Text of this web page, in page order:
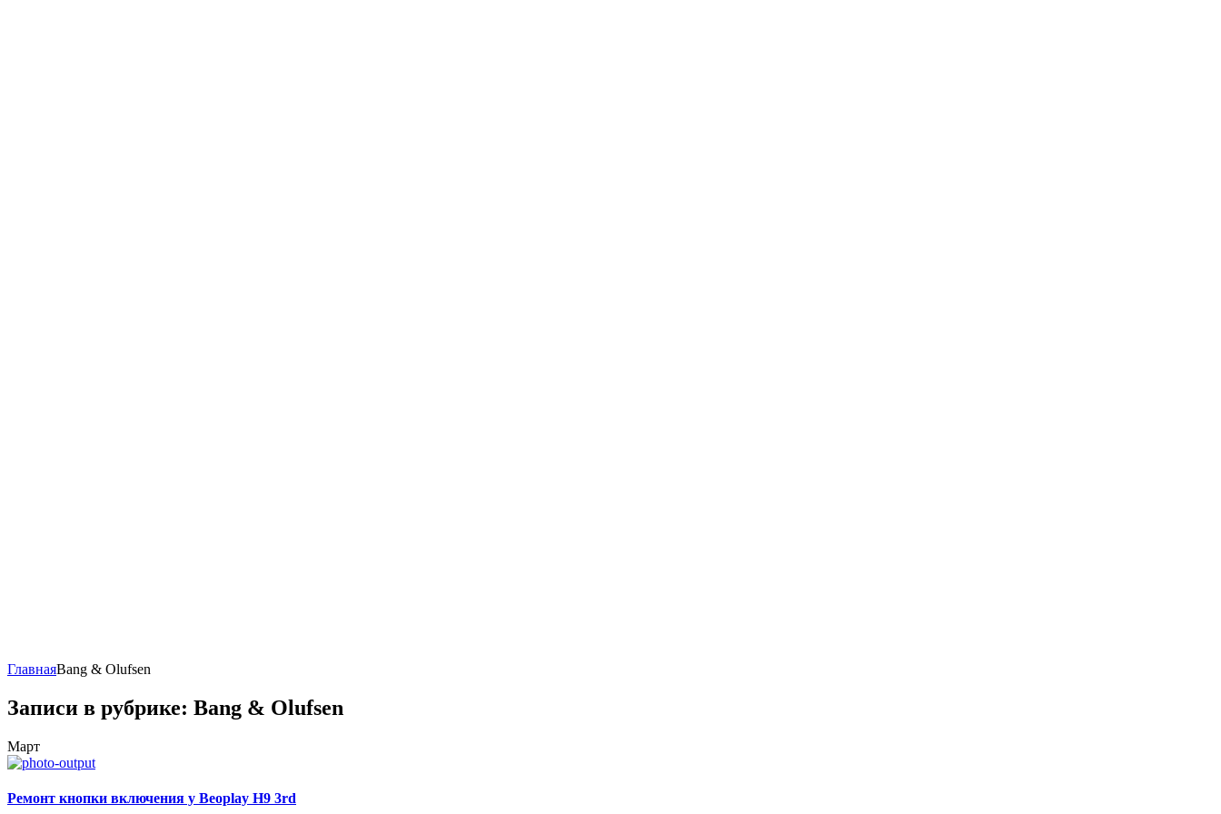
ГлавнаяBang & Olufsen
Записи в рубрике: Bang & Olufsen
Март
Ремонт кнопки включения у Beoplay H9 3rd